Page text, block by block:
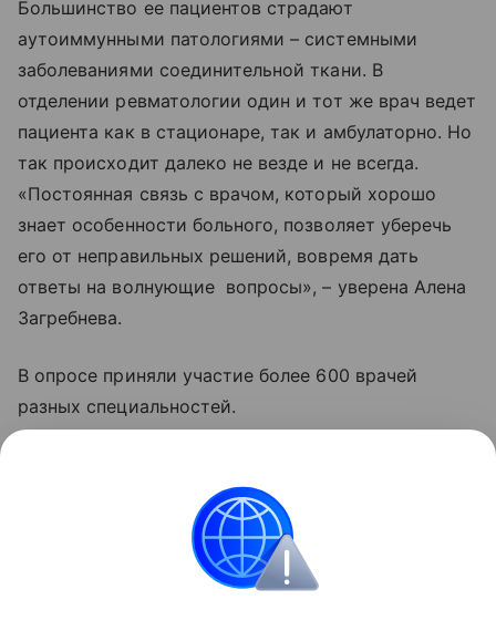
Большинство ее пациентов страдают
аутоиммунными патологиями – системными
заболеваниями соединительной ткани. В
отделении ревматологии один и тот же врач ведет
пациента как в стационаре, так и амбулаторно. Но
так происходит далеко не везде и не всегда.
«Постоянная связь с врачом, который хорошо
знает особенности больного, позволяет уберечь
его от неправильных решений, вовремя дать
ответы на волнующие вопросы», – уверена Алена
Загребнева.
В опросе приняли участие более 600 врачей
разных специальностей.
тревожное расстройство